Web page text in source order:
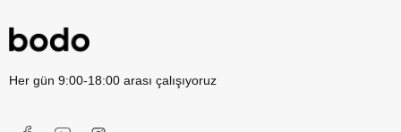
Her gün 9:00-18:00 arası çalışıyoruz